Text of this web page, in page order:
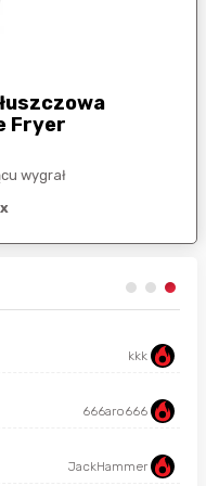
Fryer
wygrał
kkk
666aro666
JackHammer